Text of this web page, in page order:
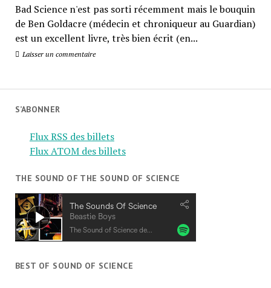
Bad Science n'est pas sorti récemment mais le bouquin
de Ben Goldacre (médecin et chroniqueur au Guardian)
est un excellent livre, très bien écrit (en...
Laisser un commentaire
S’ABONNER
Flux RSS des billets
Flux ATOM des billets
THE SOUND OF THE SOUND OF SCIENCE
BEST OF SOUND OF SCIENCE